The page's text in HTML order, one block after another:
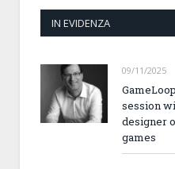
IN EVIDENZA
09/11/2025
session
designer
games